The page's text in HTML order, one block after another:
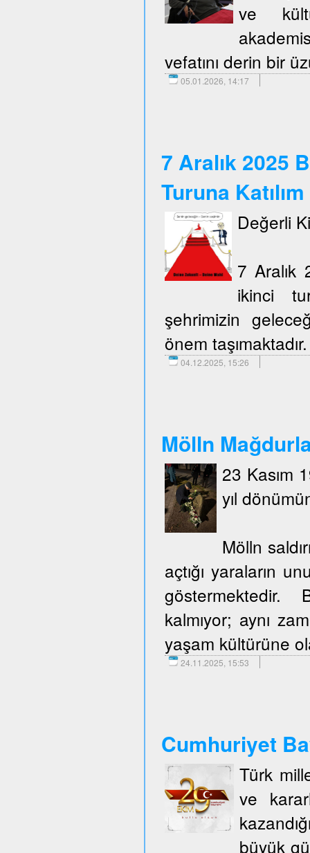
ve
vefatını derin bir
05.01.2026, 14:17
7 Aralık 2025
Turuna Katılım
Değerli
7 Aralık
ikinci
şehrimizin
önem taşımaktadır.
04.12.2025, 15:26
Mölln
23 Kasım
yıl
Mölln
açtığı yaraların
göstermektedir.
kalmıyor; aynı
yaşam kültürüne
24.11.2025, 15:53
Cumhuriyet
Türk
ve
büyük